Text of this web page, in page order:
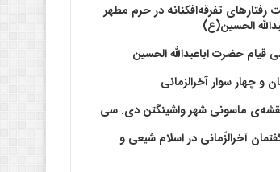
تفرقه‌افکنانه در حرم مطهر
الحسین(ع)
قیام حضرت اباعبدالله الحسین
و چهار سوار آخرالزمانی
ماسونی شهر واشينگتن دی. سی
آخر‌الزّمانی در اسلام شیعی و